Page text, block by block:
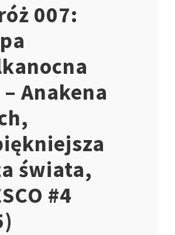
007:
Anakena
świata,
#4